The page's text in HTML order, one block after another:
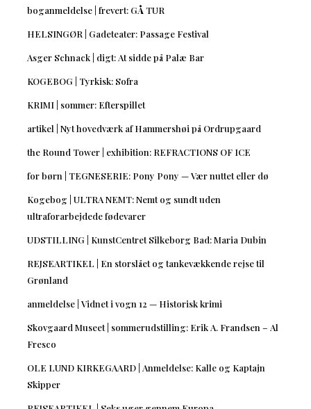
boganmeldelse | frevert: GÅ TUR
HELSINGØR | Gadeteater: Passage Festival
Asger Schnack | digt: At sidde på Palæ Bar
KOGEBOG | Tyrkisk: Sofra
KRIMI | sommer: Efterspillet
artikel | Nyt hovedværk af Hammershøi på Ordrupgaard
the Round Tower | exhibition: REFRACTIONS OF ICE
for børn | TEGNESERIE: Pony Pony — Vær nuttet eller dø
Kogebog | ULTRA NEMT: Nemt og sundt uden
ultraforarbejdede fødevarer
UDSTILLING | KunstCentret Silkeborg Bad: Maria Dubin
REJSEARTIKEL | En storslået og tankevækkende rejse til
Grønland
anmeldelse | Vidnet i vogn 12 — Historisk krimi
Skovgaard Museet | sommerudstilling: Erik A. Frandsen – Al
Fresco
OLE LUND KIRKEGAARD | Anmeldelse: Kalle og Kaptajn
Skipper